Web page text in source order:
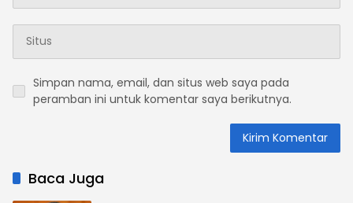
Simpan nama, email, dan situs web saya pada
peramban ini untuk komentar saya berikutnya.
Baca Juga